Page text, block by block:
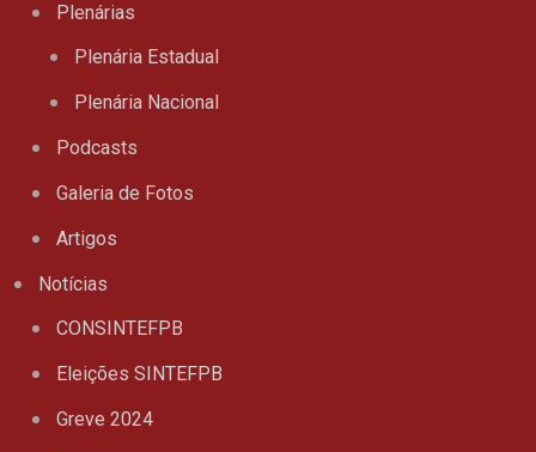
Plenárias
Plenária Estadual
Plenária Nacional
Podcasts
Galeria de Fotos
Artigos
Notícias
CONSINTEFPB
Eleições SINTEFPB
Greve 2024